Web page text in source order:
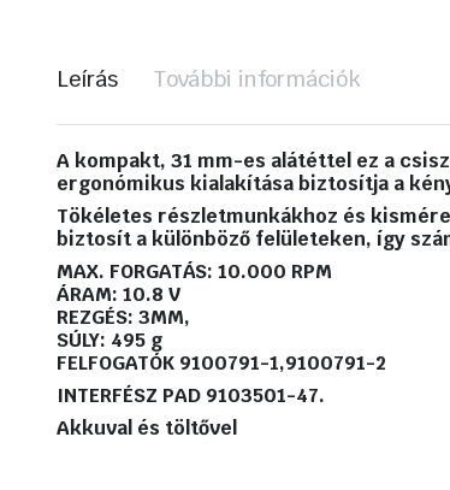
Leírás További információk
A kompakt, 31 mm-es alátéttel ez a
ergonómikus kialakítása biztosítja a
Tökéletes részletmunkákhoz és
biztosít a különböző felületeken, így
MAX. FORGATÁS: 10.000 RPM
ÁRAM: 10.8 V
REZGÉS: 3MM,
SÚLY: 495 g
FELFOGATÓK 9100791-1,9100791-2
INTERFÉSZ PAD 9103501-47.
Akkuval és töltővel